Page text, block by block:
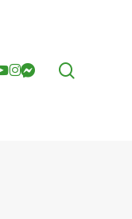
instagram
messenger